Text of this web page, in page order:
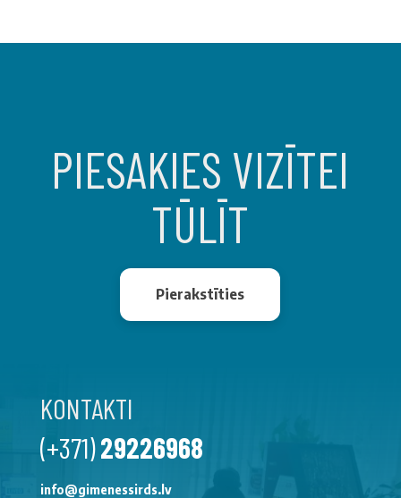
PIESAKIES VIZĪTEI
TŪLĪT
Pierakstīties
KONTAKTI
(+371)29226968
info@gimenessirds.lv